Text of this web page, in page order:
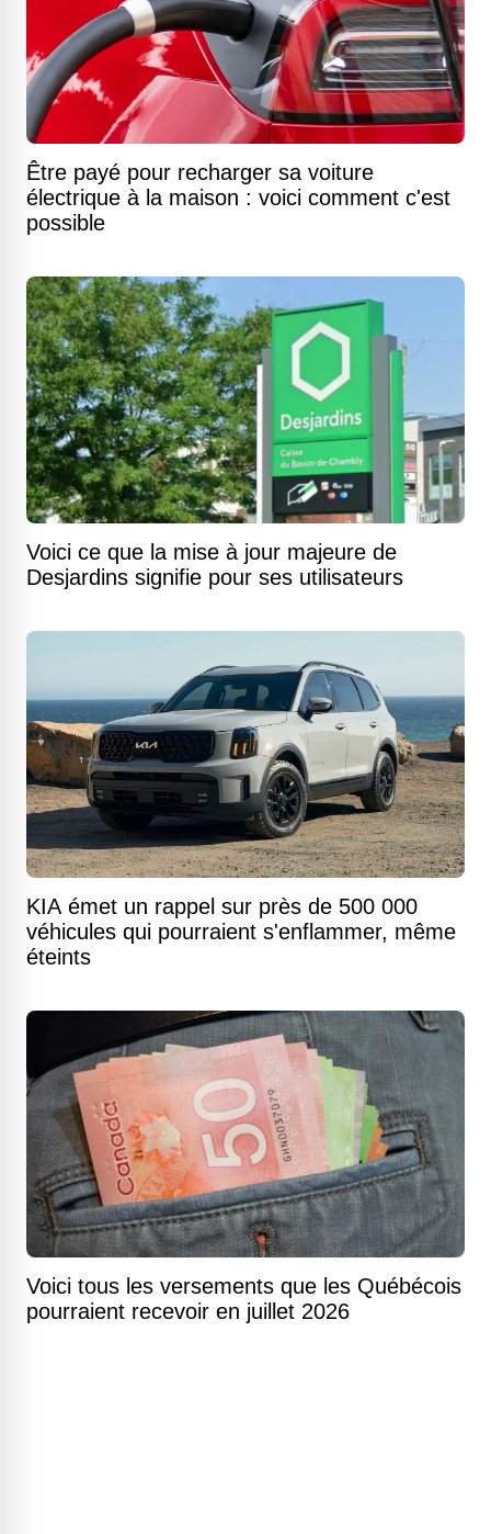
Être payé pour recharger sa voiture
électrique à la maison : voici comment c'est
possible
Voici ce que la mise à jour majeure de
Desjardins signifie pour ses utilisateurs
KIA émet un rappel sur près de 500 000
véhicules qui pourraient s'enflammer, même
éteints
Voici tous les versements que les Québécois
pourraient recevoir en juillet 2026